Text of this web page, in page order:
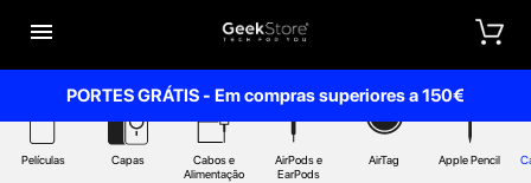

PORTES GRÁTIS - Em compras superiores a 150€
Películas Capas
Cabos e
Alimentação
AirPods e
EarPods
AirTag Apple Pencil